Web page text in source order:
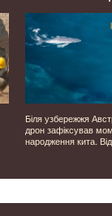
Біля узбережжя
дрон зафіксував
народження кита.